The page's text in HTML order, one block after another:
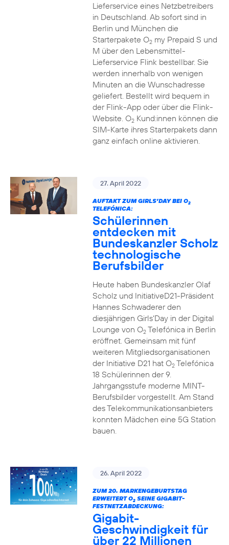
Lieferservice eines Netzbetreibers
in Deutschland. Ab sofort sind in
Berlin und München die
Starterpakete O2my Prepaid S und
M über den Lebensmittel-
Lieferservice Flink bestellbar. Sie
werden innerhalb von wenigen
Minuten an die Wunschadresse
geliefert. Bestellt wird bequem in
der Flink-App oder über die Flink-
Website. O2Kund:innen können die
SIM-Karte ihres Starterpakets dann
ganz einfach online aktivieren.
27. April 2022
AUFTAKT ZUM GIRLS’DAY BEI O2
TELEFÓNICA:
Schülerinnen
entdecken mit
Bundeskanzler Scholz
technologische
Berufsbilder
Heute haben Bundeskanzler Olaf
Scholz und InitiativeD21-Präsident
Hannes Schwaderer den
diesjährigen Girls‘Day in der Digital
Lounge von O2Telefónica in Berlin
eröffnet. Gemeinsam mit fünf
weiteren Mitgliedsorganisationen
der Initiative D21 hat O2Telefónica
18 Schülerinnen der 9.
Jahrgangsstufe moderne MINT-
Berufsbilder vorgestellt. Am Stand
des Telekommunikationsanbieters
konnten Mädchen eine 5G Station
bauen.
26. April 2022
ZUM 20. MARKENGEBURTSTAG
ERWEITERT O2SEINE GIGABIT-
FESTNETZABDECKUNG:
Gigabit-
Geschwindigkeit für
über 22 Millionen